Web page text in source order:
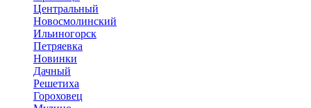
Центральный
Новосмолинский
Ильиногорск
Петряевка
Новинки
Дачный
Решетиха
Гороховец